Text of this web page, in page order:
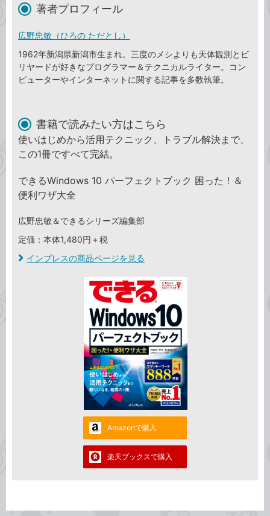
著者プロフィール
広野忠敏（ひろの ただとし）
1962年新潟県新潟市生まれ。三度のメシよりも天体観測とビ
リヤードが好きなプログラマー＆テクニカルライター。コン
ピューターやインターネットに関する記事を多数執筆。
書籍で読みたい方はこちら
使いはじめから活用テクニック、トラブル解決まで、
この1冊ですべて完結。
できるWindows 10 パーフェクトブック 困った！＆
便利ワザ大全
広野忠敏＆できるシリーズ編集部
定価：本体1,480円＋税
インプレスの商品ページを見る
Amazonで購入
楽天ブックスで購入